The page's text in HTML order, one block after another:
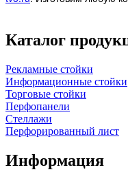
Каталог
Рекламные стойки
Информационные стойки
Торговые стойки
Перфопанели
Стеллажи
Перфорированный лист
Информация